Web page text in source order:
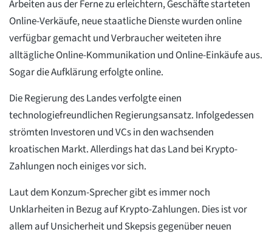
Arbeiten aus der Ferne zu erleichtern, Geschäfte starteten
Online-Verkäufe, neue staatliche Dienste wurden online
verfügbar gemacht und Verbraucher weiteten ihre
alltägliche Online-Kommunikation und Online-Einkäufe aus.
Sogar die Aufklärung erfolgte online.
Die Regierung des Landes verfolgte einen
technologiefreundlichen Regierungsansatz. Infolgedessen
strömten Investoren und VCs in den wachsenden
kroatischen Markt. Allerdings hat das Land bei Krypto-
Zahlungen noch einiges vor sich.
Laut dem Konzum-Sprecher gibt es immer noch
Unklarheiten in Bezug auf Krypto-Zahlungen. Dies ist vor
allem auf Unsicherheit und Skepsis gegenüber neuen